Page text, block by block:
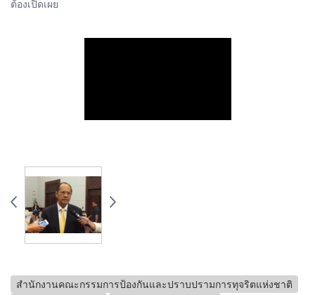
ต้องเปิดเผย
สำนักงานคณะกรรมการป้องกันและปราบปรามการทุจริตแห่งชาติ